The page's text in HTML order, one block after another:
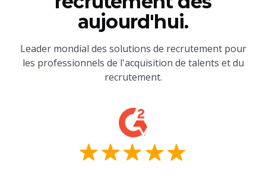
aujourd'hui.
Leader mondial des solutions de recrutement pour
les professionnels de l'acquisition de talents et du
recrutement.